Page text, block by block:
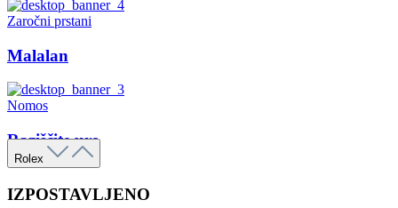
Zaročni prstani
Malalan
Nomos
Raziščite ure
Rolex
IZPOSTAVLJENO